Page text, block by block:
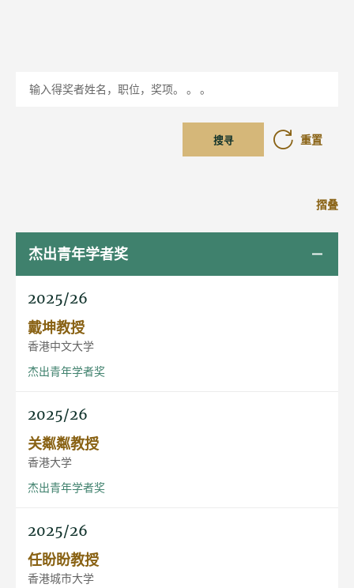
搜寻 重置
摺叠
杰出青年学者奖
2025/26
戴坤教授
香港中文大学
杰出青年学者奖
2025/26
关粼粼教授
香港大学
杰出青年学者奖
2025/26
任盼盼教授
香港城市大学